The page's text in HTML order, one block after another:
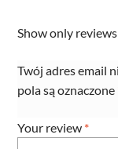
PVC
100m
zwój
Show only
Twój adres email
pola są oznaczone
Your review *